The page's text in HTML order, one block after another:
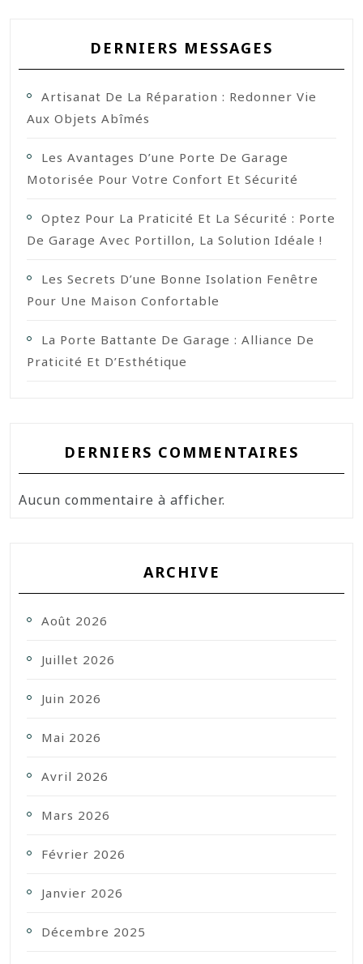
DERNIERS MESSAGES
Artisanat De La Réparation : Redonner Vie
Aux Objets Abîmés
Les Avantages D’une Porte De Garage
Motorisée Pour Votre Confort Et Sécurité
Optez Pour La Praticité Et La Sécurité : Porte
De Garage Avec Portillon, La Solution Idéale !
Les Secrets D’une Bonne Isolation Fenêtre
Pour Une Maison Confortable
La Porte Battante De Garage : Alliance De
Praticité Et D’Esthétique
DERNIERS COMMENTAIRES
Aucun commentaire à afficher.
ARCHIVE
Août 2026
Juillet 2026
Juin 2026
Mai 2026
Avril 2026
Mars 2026
Février 2026
Janvier 2026
Décembre 2025